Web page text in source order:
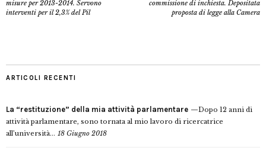
misure per 2013-2014. Servono
interventi per il 2,3% del Pil
commissione di inchiesta. Depositata
proposta di legge alla Camera
ARTICOLI RECENTI
La “restituzione” della mia attività parlamentare
Dopo 12 anni di
attività parlamentare, sono tornata al mio lavoro di ricercatrice
all’università... 18 Giugno 2018